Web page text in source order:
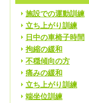
施設での運動訓練
立ち上がり訓練
日中の車椅子時間
拘縮の緩和
不穏傾向の方
痛みの緩和
立ち上がり訓練
端坐位訓練